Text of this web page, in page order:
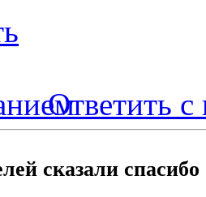
Ответить с
сказали